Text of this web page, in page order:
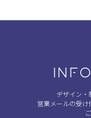
デザイン・
営業メールの受け